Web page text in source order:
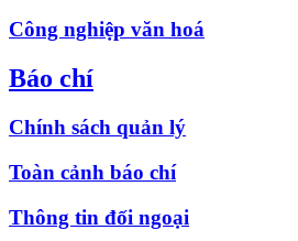
Công nghiệp văn hoá
Báo chí
Chính sách quản lý
Toàn cảnh báo chí
Thông tin đối ngoại